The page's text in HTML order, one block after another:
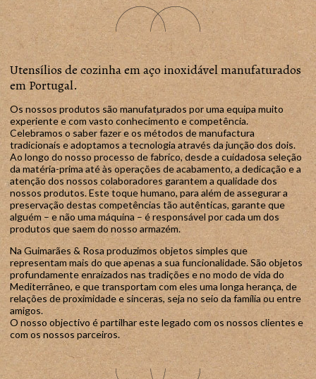
Utensílios de cozinha em aço inoxidável manufaturados
em Portugal.
Os nossos produtos são manufaturados por uma equipa muito
experiente e com vasto conhecimento e competência.
Celebramos o saber fazer e os métodos de manufactura
tradicionais e adoptamos a tecnologia através da junção dos dois.
Ao longo do nosso processo de fabrico, desde a cuidadosa seleção
da matéria-prima até às operações de acabamento, a dedicação e a
atenção dos nossos colaboradores garantem a qualidade dos
nossos produtos. Este toque humano, para além de assegurar a
preservação destas competências tão autênticas, garante que
alguém – e não uma máquina – é responsável por cada um dos
produtos que saem do nosso armazém.
Na Guimarães & Rosa produzimos objetos simples que
representam mais do que apenas a sua funcionalidade. São objetos
profundamente enraizados nas tradições e no modo de vida do
Mediterrâneo, e que transportam com eles uma longa herança, de
relações de proximidade e sinceras, seja no seio da família ou entre
amigos.
O nosso objectivo é partilhar este legado com os nossos clientes e
com os nossos parceiros.